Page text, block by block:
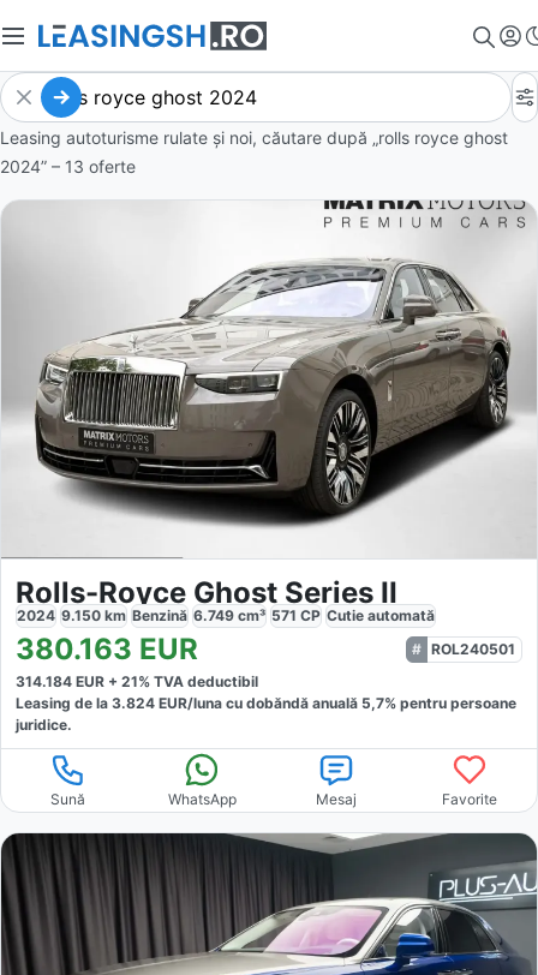
Leasing autoturisme rulate și noi, căutare după „rolls royce ghost
2024” – 13 oferte
Rolls-Royce Ghost Series II
2024 9.150 km Benzină 6.749 cm³ 571 CP Cutie automată
380.163 EUR
ROL240501
314.184 EUR + 21% TVA deductibil
Leasing de la 3.824 EUR/luna cu dobăndă anuală 5,7% pentru persoane
juridice.
Sună WhatsApp Mesaj Favorite